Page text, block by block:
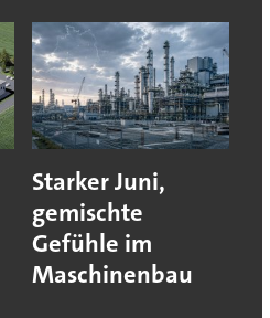
Starker Juni,
gemischte
Gefühle im
Maschinenbau